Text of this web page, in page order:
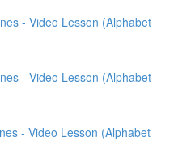
- Video Lesson (Alphabet
- Video Lesson (Alphabet
- Video Lesson (Alphabet